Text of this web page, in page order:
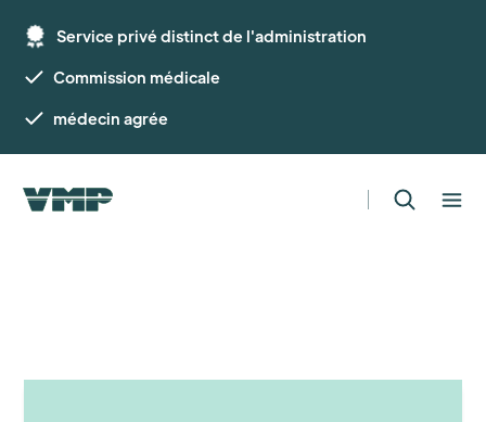
Service privé distinct de l'administration
Commission médicale
médecin agrée